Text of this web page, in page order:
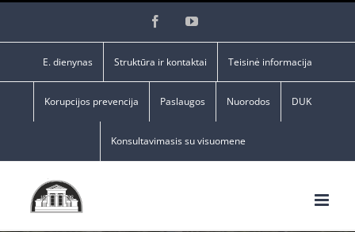
FacebookYouTube
E. dienynas Struktūra ir kontaktai Teisinė informacija
Korupcijos prevencija Paslaugos Nuorodos DUK
Konsultavimasis su visuomene